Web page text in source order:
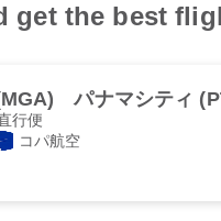
get the best
パナマシティ
行便
コパ航空